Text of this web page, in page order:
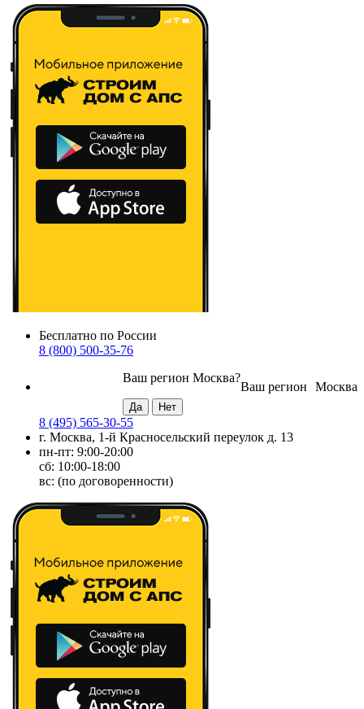
Бесплатно по России
8 (800) 500-35-76
Москва
Ваш регион
Ваш регион Москва?
8 (495) 565-30-55
г. Москва, 1-й Красносельский переулок д. 13
пн-пт: 9:00-20:00
сб: 10:00-18:00
вс: (по договоренности)